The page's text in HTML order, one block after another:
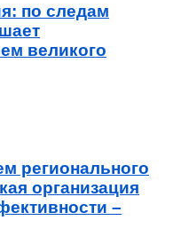
по следам
великого
регионального
организация
–